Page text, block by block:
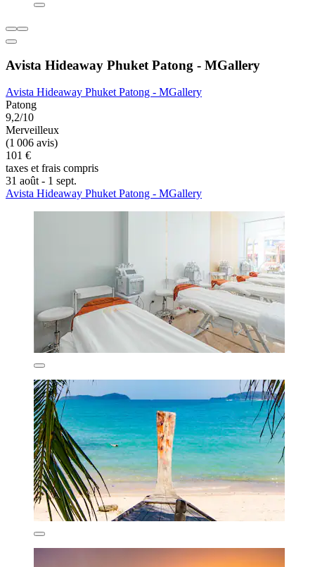
Avista Hideaway Phuket Patong - MGallery
Avista Hideaway Phuket Patong - MGallery
Patong
9,2/10
Merveilleux
(1 006 avis)
101 €
taxes et frais compris
31 août - 1 sept.
Avista Hideaway Phuket Patong - MGallery